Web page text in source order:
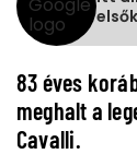
83 éves
meghalt a
Cavalli.